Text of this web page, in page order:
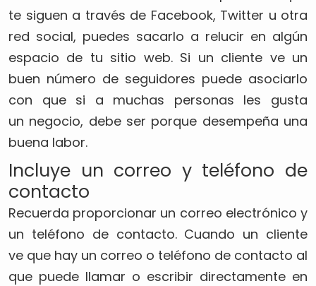
te siguen a través de Facebook, Twitter u otra
red social, puedes sacarlo a relucir en algún
espacio de tu sitio web. Si un cliente ve un
buen número de seguidores puede asociarlo
con que si a muchas personas les gusta
un negocio, debe ser porque desempeña una
buena labor.
Incluye un correo y teléfono de
contacto
Recuerda proporcionar un correo electrónico y
un teléfono de contacto. Cuando un cliente
ve que hay un correo o teléfono de contacto al
que puede llamar o escribir directamente en